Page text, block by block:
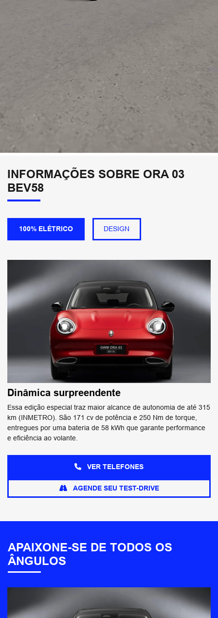
INFORMAÇÕES SOBRE ORA 03
BEV58
100% ELÉTRICO DESIGN
Dinâmica surpreendente
Essa edição especial traz maior alcance de autonomia de até 315
km (INMETRO). São 171 cv de potência e 250 Nm de torque,
entregues por uma bateria de 58 kWh que garante performance
e eficiência ao volante.
VER TELEFONES
AGENDE SEU TEST-DRIVE
APAIXONE-SE DE TODOS OS
ÂNGULOS